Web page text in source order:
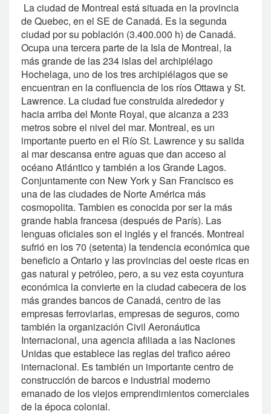
La ciudad de Montreal está situada en la provincia
de Quebec, en el SE de Canadá. Es la segunda
ciudad por su población (3.400.000 h) de Canadá.
Ocupa una tercera parte de la Isla de Montreal, la
más grande de las 234 islas del archipiélago
Hochelaga, uno de los tres archipiélagos que se
encuentran en la confluencia de los ríos Ottawa y St.
Lawrence. La ciudad fue construida alrededor y
hacia arriba del Monte Royal, que alcanza a 233
metros sobre el nivel del mar. Montreal, es un
importante puerto en el Río St. Lawrence y su salida
al mar descansa entre aguas que dan acceso al
océano Atlántico y también a los Grande Lagos.
Conjuntamente con New York y San Francisco es
una de las ciudades de Norte América más
cosmopolita. Tambien es conocida por ser la más
grande habla francesa (después de París). Las
lenguas oficiales son el inglés y el francés. Montreal
sufrió en los 70 (setenta) la tendencia económica que
beneficio a Ontario y las provincias del oeste ricas en
gas natural y petróleo, pero, a su vez esta coyuntura
económica la convierte en la ciudad cabecera de los
más grandes bancos de Canadá, centro de las
empresas ferroviarias, empresas de seguros, como
también la organización Civil Aeronáutica
Internacional, una agencia afiliada a las Naciones
Unidas que establece las reglas del trafico aéreo
internacional. Es también un importante centro de
construcción de barcos e industrial moderno
emanado de los viejos emprendimientos comerciales
de la época colonial.